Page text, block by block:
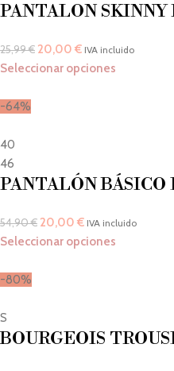
PANTALON SKINNY
25,99€ 20,00 € IVA incluido
Seleccionar opciones
-64%
40
46
PANTALÓN BÁSICO
54,90€ 20,00 € IVA incluido
Seleccionar opciones
-80%
S
BOURGEOIS